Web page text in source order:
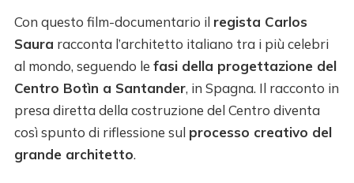
Con questo film-documentario il regista Carlos
Saura racconta l’architetto italiano tra i più celebri
al mondo, seguendo le fasi della progettazione del
Centro Botìn a Santander, in Spagna. Il racconto in
presa diretta della costruzione del Centro diventa
così spunto di riflessione sul processo creativo del
grande architetto.